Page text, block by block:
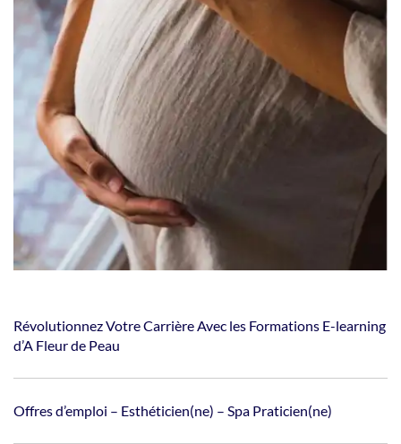
Révolutionnez Votre Carrière Avec les Formations E-learning
d’A Fleur de Peau
Offres d’emploi – Esthéticien(ne) – Spa Praticien(ne)